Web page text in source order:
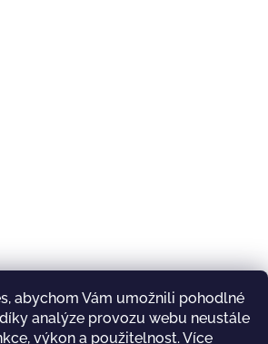
abychom Vám umožnili pohodlné
analýze provozu webu neustále
výkon a použitelnost.Více